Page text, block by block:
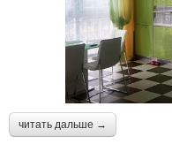
читать дальше →